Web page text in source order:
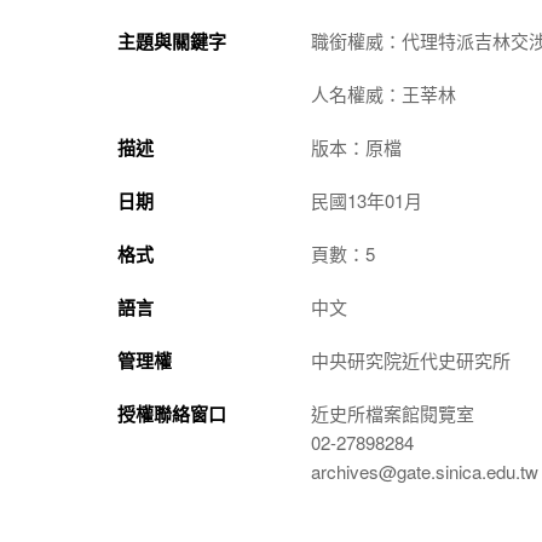
主題與關鍵字 職銜權威：代理特派吉林交
人名權威：王莘林
描述 版本：原檔
日期 民國13年01月
格式 頁數：5
語言 中文
管理權 中央研究院近代史研究所
授權聯絡窗口
近史所檔案館閱覽室
02-27898284
archives@gate.sinica.edu.tw